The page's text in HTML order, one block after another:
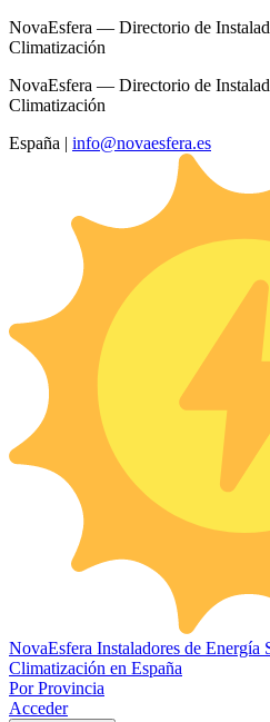
NovaEsfera — Directorio de
Climatización
NovaEsfera — Directorio de
Climatización
España | info@novaesfera.es
NovaEsfera Instaladores de Energía
Climatización en España
Por Provincia
Acceder